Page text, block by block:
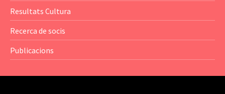
— Catàlegs
— Estadístiques
Resultats Cultura
Recerca de socis
Publicacions